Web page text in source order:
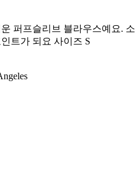
퍼프슬리브 블라우스예요. 소
트가 되요 사이즈 S